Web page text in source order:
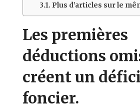
Plus d’articles sur le
Les premières
déductions
créent un
foncier.